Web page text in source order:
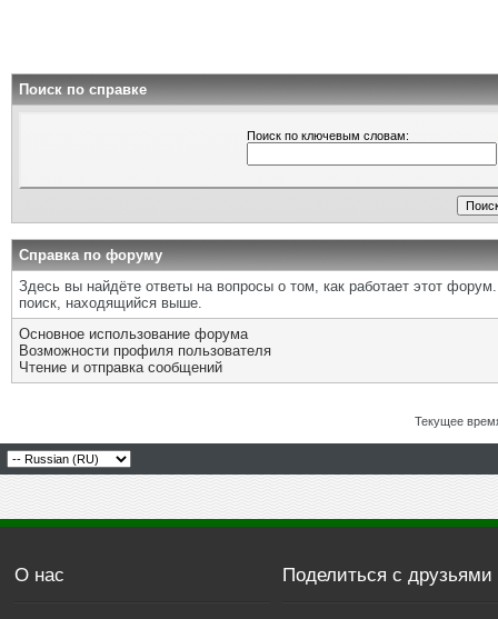
Поиск по справке
Поиск по ключевым словам:
Справка по форуму
Здесь вы найдёте ответы на вопросы о том, как работает этот
поиск, находящийся выше.
Основное использование форума
Возможности профиля пользователя
Чтение и отправка сообщений
Текущее
О нас Поделиться с друзьями